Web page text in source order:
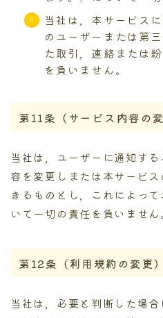
当社は，本サービス
のユーザーまたは第
た取引，連絡または
を負いません。
第11条（サービス内容の変
当社は，ユーザーに通知す
容を変更しまたは本サービ
きるものとし，これによっ
いて一切の責任を負いません
第12条（利用規約の変更）
当社は，必要と判断した場